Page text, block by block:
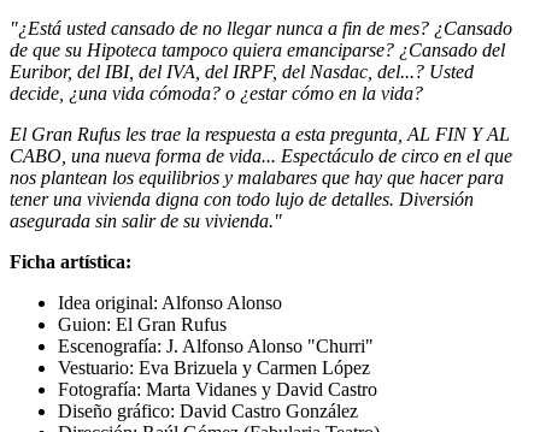
"¿Está usted cansado de no llegar nunca a fin de mes? ¿Cansado
de que su Hipoteca tampoco quiera emanciparse? ¿Cansado del
Euribor, del IBI, del IVA, del IRPF, del Nasdac, del...? Usted
decide, ¿una vida cómoda? o ¿estar cómo en la vida?
El Gran Rufus les trae la respuesta a esta pregunta, AL FIN Y AL
CABO, una nueva forma de vida... Espectáculo de circo en el que
nos plantean los equilibrios y malabares que hay que hacer para
tener una vivienda digna con todo lujo de detalles. Diversión
asegurada sin salir de su vivienda."
Ficha artística:
Idea original: Alfonso Alonso
Guion: El Gran Rufus
Escenografía: J. Alfonso Alonso "Churri"
Vestuario: Eva Brizuela y Carmen López
Fotografía: Marta Vidanes y David Castro
Diseño gráfico: David Castro González